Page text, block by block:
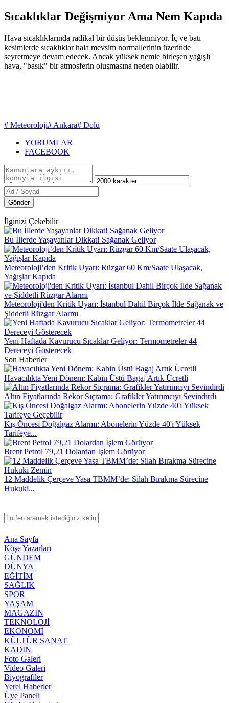
Sıcaklıklar Değişmiyor Ama Nem Kapıda
Hava sıcaklıklarında radikal bir düşüş beklenmiyor. İç ve batı
kesimlerde sıcaklıklar hala mevsim normallerinin üzerinde
seyretmeye devam edecek. Ancak yüksek nemle birleşen yağışlı
hava, "basık" bir atmosferin oluşmasına neden olabilir.
# Meteoroloji# Ankara# Dolu
YORUMLAR
FACEBOOK
Gönder
İlginizi Çekebilir
Bu İllerde Yaşayanlar Dikkat! Sağanak Geliyor
Meteoroloji’den Kritik Uyarı: Rüzgar 60 Km/Saate Ulaşacak,
Yağışlar Kapıda
Meteoroloji'den Kritik Uyarı: İstanbul Dahil Birçok İlde Sağanak ve
Şiddetli Rüzgar Alarmı
Yeni Haftada Kavurucu Sıcaklar Geliyor: Termometreler 44
Dereceyi Gösterecek
Son Haberler
Havacılıkta Yeni Dönem: Kabin Üstü Bagaj Artık Ücretli
Altın Fiyatlarında Rekor Sıçrama: Grafikler Yatırımcıyı Sevindirdi
Kış Öncesi Doğalgaz Alarmı: Abonelerin Yüzde 40'ı Yüksek
Tarifeye...
Brent Petrol 79,21 Dolardan İşlem Görüyor
12 Maddelik Çerçeve Yasa TBMM’de: Silah Bırakma Sürecine
Hukuki...
Ana Sayfa
Köşe Yazarları
GÜNDEM
DÜNYA
EĞİTİM
SAĞLIK
SPOR
YAŞAM
MAGAZİN
TEKNOLOJİ
EKONOMİ
KÜLTÜR SANAT
KADIN
Foto Galeri
Video Galeri
Biyografiler
Yerel Haberler
Üye Paneli